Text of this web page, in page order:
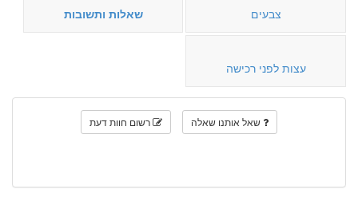
צבעים שאלות ותשובות
עצות לפני רכישה
שאל אותנו שאלה רשום חוות דעת